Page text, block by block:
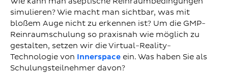
simulieren? Wie macht man sichtbar, was mit
bloßem Auge nicht zu erkennen ist? Um die GMP-
Reinraumschulung so praxisnah wie möglich zu
gestalten, setzen wir die Virtual-Reality-
Technologie von Innerspace ein. Was haben Sie als
Schulungsteilnehmer davon?